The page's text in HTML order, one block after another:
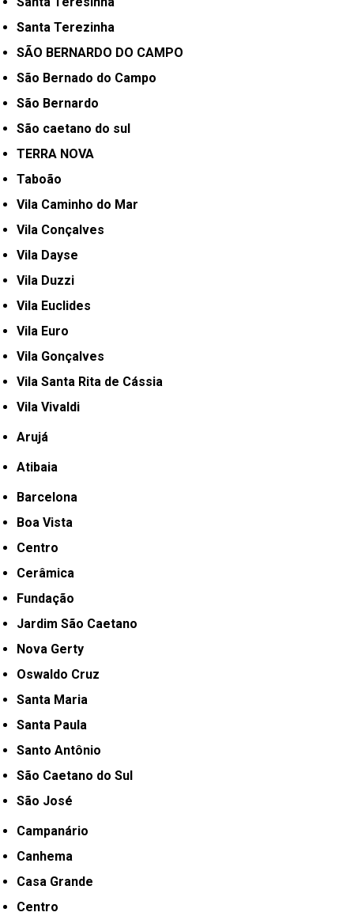
Santa Terezinha
SÃO BERNARDO DO CAMPO
São Bernado do Campo
São Bernardo
São caetano do sul
TERRA NOVA
Taboão
Vila Caminho do Mar
Vila Conçalves
Vila Dayse
Vila Duzzi
Vila Euclides
Vila Euro
Vila Gonçalves
Vila Santa Rita de Cássia
Vila Vivaldi
Arujá
Atibaia
Barcelona
Boa Vista
Centro
Cerâmica
Fundação
Jardim São Caetano
Nova Gerty
Oswaldo Cruz
Santa Maria
Santa Paula
Santo Antônio
São Caetano do Sul
São José
Campanário
Canhema
Casa Grande
Centro